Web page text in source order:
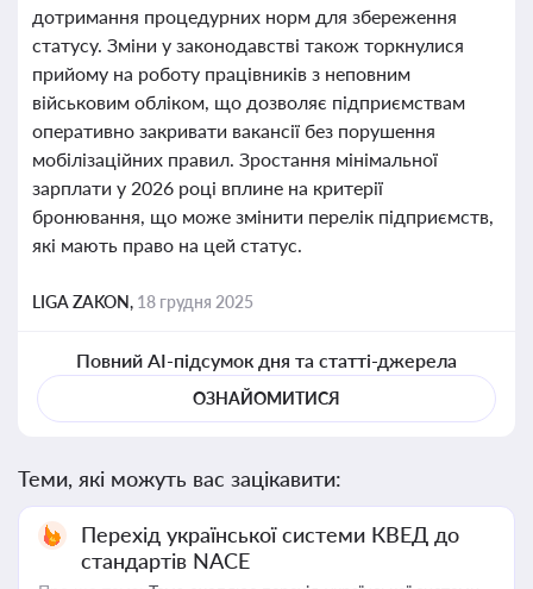
дотримання процедурних норм для збереження
статусу. Зміни у законодавстві також торкнулися
прийому на роботу працівників з неповним
військовим обліком, що дозволяє підприємствам
оперативно закривати вакансії без порушення
мобілізаційних правил. Зростання мінімальної
зарплати у 2026 році вплине на критерії
бронювання, що може змінити перелік підприємств,
які мають право на цей статус.
LIGA ZAKON, 18 грудня 2025
Повний AI-підсумок дня та статті-джерела
ОЗНАЙОМИТИСЯ
Теми, які можуть вас зацікавити:
Перехід української системи КВЕД до
стандартів NACE